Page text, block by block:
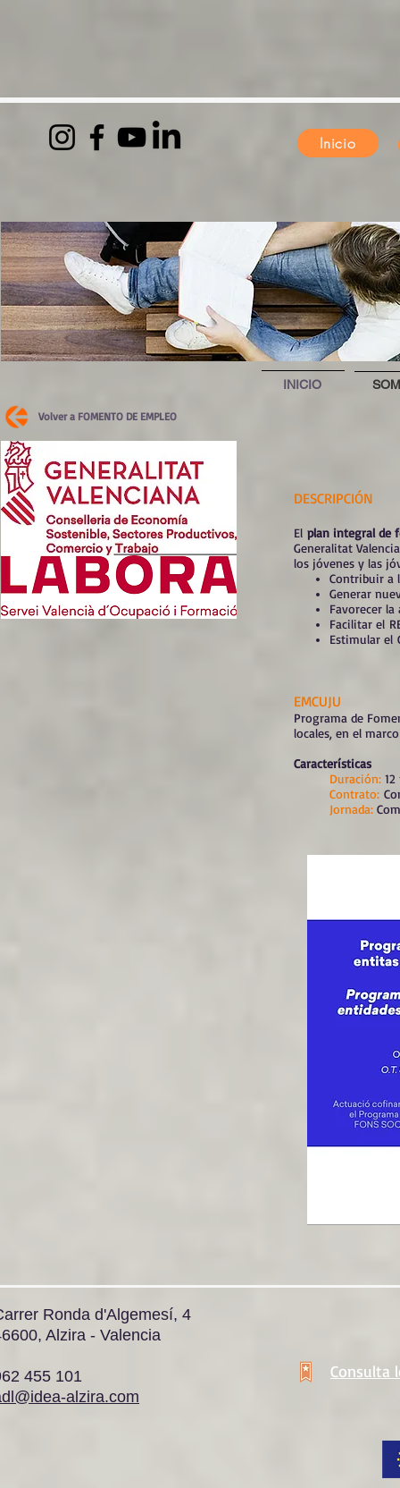
Inicio
INICIO
Volver a FOMENTO DE EMPLEO
DESCRIPCIÓN
El plan integral de
Generalitat
los jóvenes y las
Contribuir a
Generar
Favorecer la
Facilitar el
Estimular el
EMCUJU
Programa de
locales, en el
Características
Duración: 12
Contrato:
Jornada:
Ronda d'Algemesí, 4
Alzira - Valencia
455 101
alzira.com
Consulta